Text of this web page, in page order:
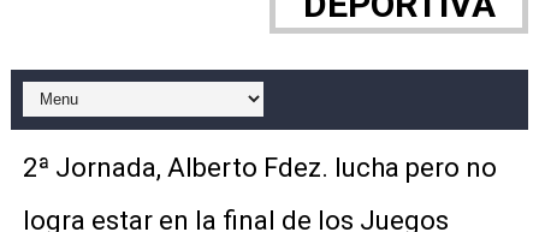
Grandes éxitos por fin para Chelsea Green, Chad
Campeonato de Europa de MTB 2026 (Monteceneri,
Campeonato de Europa de remo 2026 (Varese, Italia)
2ª Jornada, Alberto Fdez. lucha pero no
logra estar en la final de los Juegos